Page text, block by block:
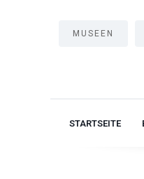
MUSEEN
STARTSEITE